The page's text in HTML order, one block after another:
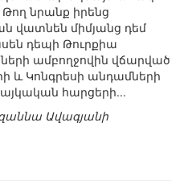
նրանք իրենց
վատնեն միմյանց դեմ
դեպի Թուրքիա
ամբողջովին վճարված
և Կոնգրեսի անդամների
հարցերի...
Ավագյանի